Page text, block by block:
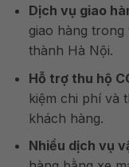
Dịch vụ giao
giao hàng
thành Hà Nội.
Hỗ trợ thu hộ
kiệm chi phí và
khách hàng.
Nhiều dịch vụ